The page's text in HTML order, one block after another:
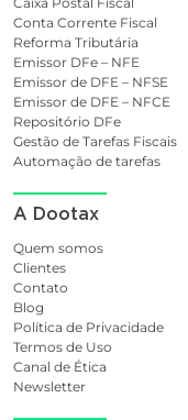
Conta Corrente Fiscal
Reforma Tributária
Emissor DFe – NFE
Emissor de DFE – NFSE
Emissor de DFE – NFCE
Repositório DFe
Gestão de Tarefas Fiscais
Automação de tarefas
A Dootax
Quem somos
Clientes
Contato
Blog
Política de Privacidade
Termos de Uso
Canal de Ética
Newsletter